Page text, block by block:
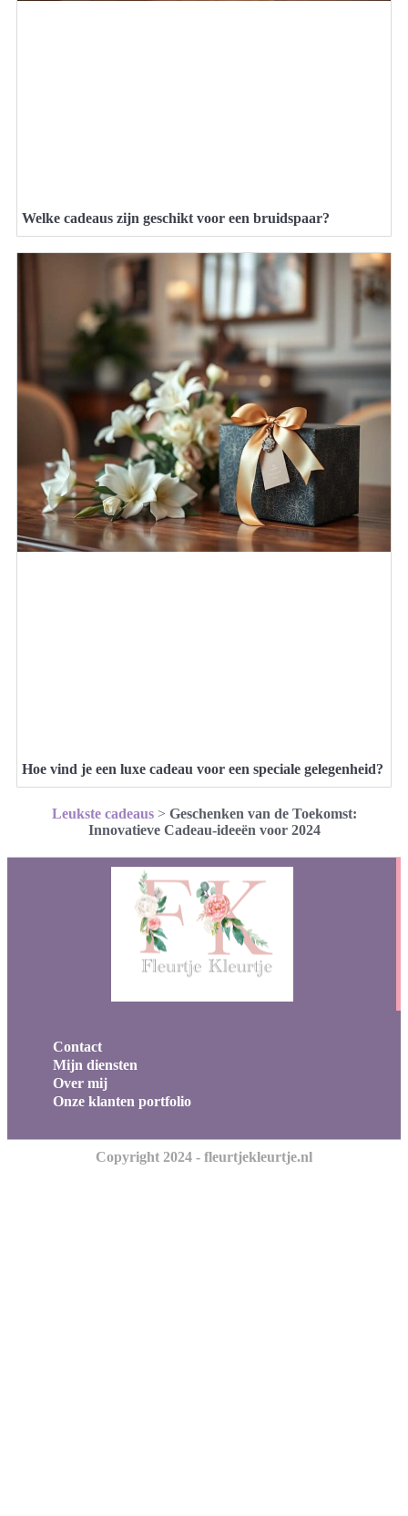
Welke cadeaus zijn geschikt voor een bruidspaar?
Hoe vind je een luxe cadeau voor een speciale gelegenheid?
Leukste cadeaus> Geschenken van de Toekomst:
Innovatieve Cadeau-ideeën voor 2024
Contact
Mijn diensten
Over mij
Onze klanten portfolio
Copyright 2024 - fleurtjekleurtje.nl